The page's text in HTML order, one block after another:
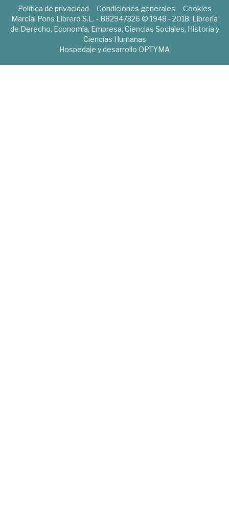
Política de privacidad Condiciones generales
Cookies
Marcial Pons Librero S.L. - B82947326 © 1948 - 2018. Librería
de Derecho, Economía, Empresa, Ciencias Sociales, Historia y
Ciencias Humanas
Hospedaje y desarrollo OPTYMA